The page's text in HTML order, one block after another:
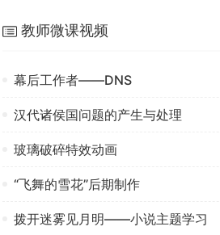
教师微课视频
幕后工作者——DNS
汉代诸侯国问题的产生与处理
玻璃破碎特效动画
“飞舞的雪花”后期制作
拨开迷雾见月明——小说主题学习